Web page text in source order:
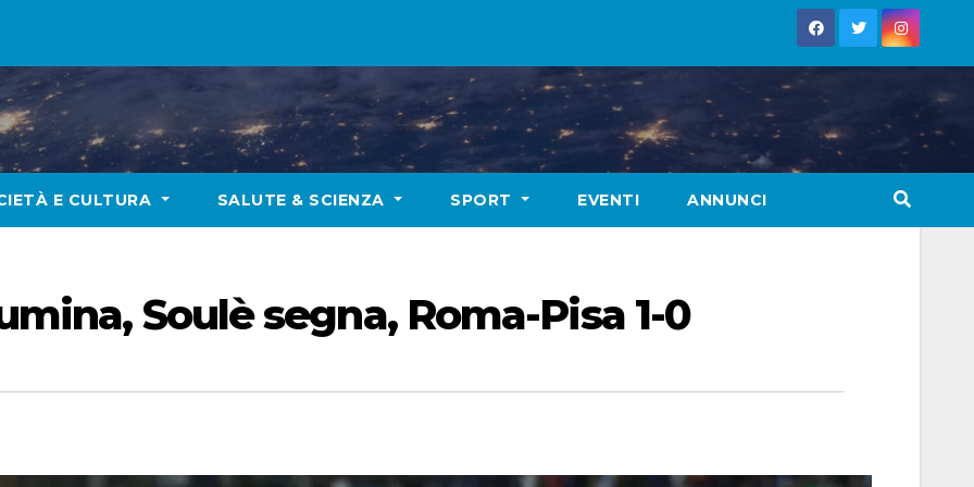
E CULTURA SALUTE & SCIENZA SPORT EVENTI ANNUNCI
Soulè segna, Roma-Pisa 1-0